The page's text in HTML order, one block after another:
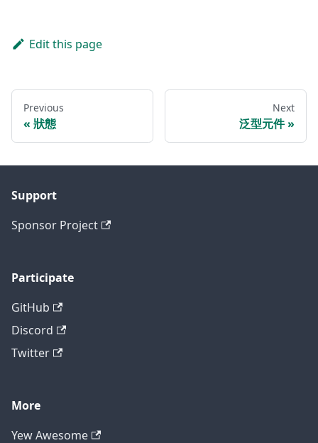
Edit this page
Previous
狀態
Next
泛型元件
Support
Sponsor Project
Participate
GitHub
Discord
Twitter
More
Yew Awesome